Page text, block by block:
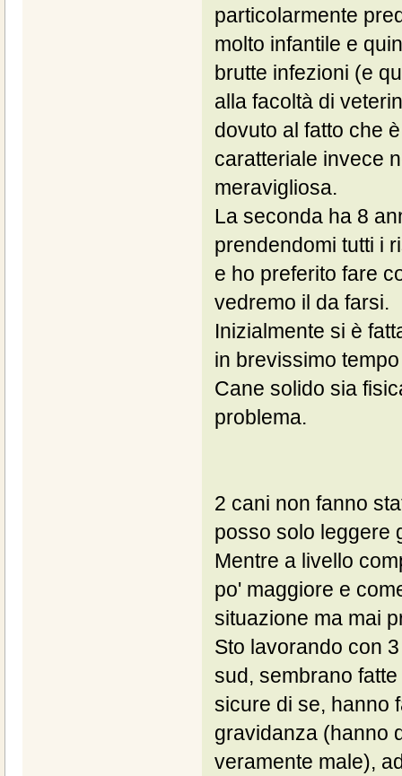
particolarmente
molto infantile e
brutte infezioni (e
alla facoltà di
dovuto al fatto che
caratteriale invece
meravigliosa.
La seconda ha 8
prendendomi tutti i
e ho preferito fare
vedremo il da farsi.
Inizialmente si è
in brevissimo
Cane solido sia
problema.
2 cani non fanno
posso solo leggere
Mentre a livello
po' maggiore e
situazione ma mai
Sto lavorando con
sud, sembrano
sicure di se, hanno
gravidanza (hanno
veramente male),